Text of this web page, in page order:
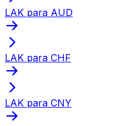
LAK para AUD
LAK para CHF
LAK para CNY